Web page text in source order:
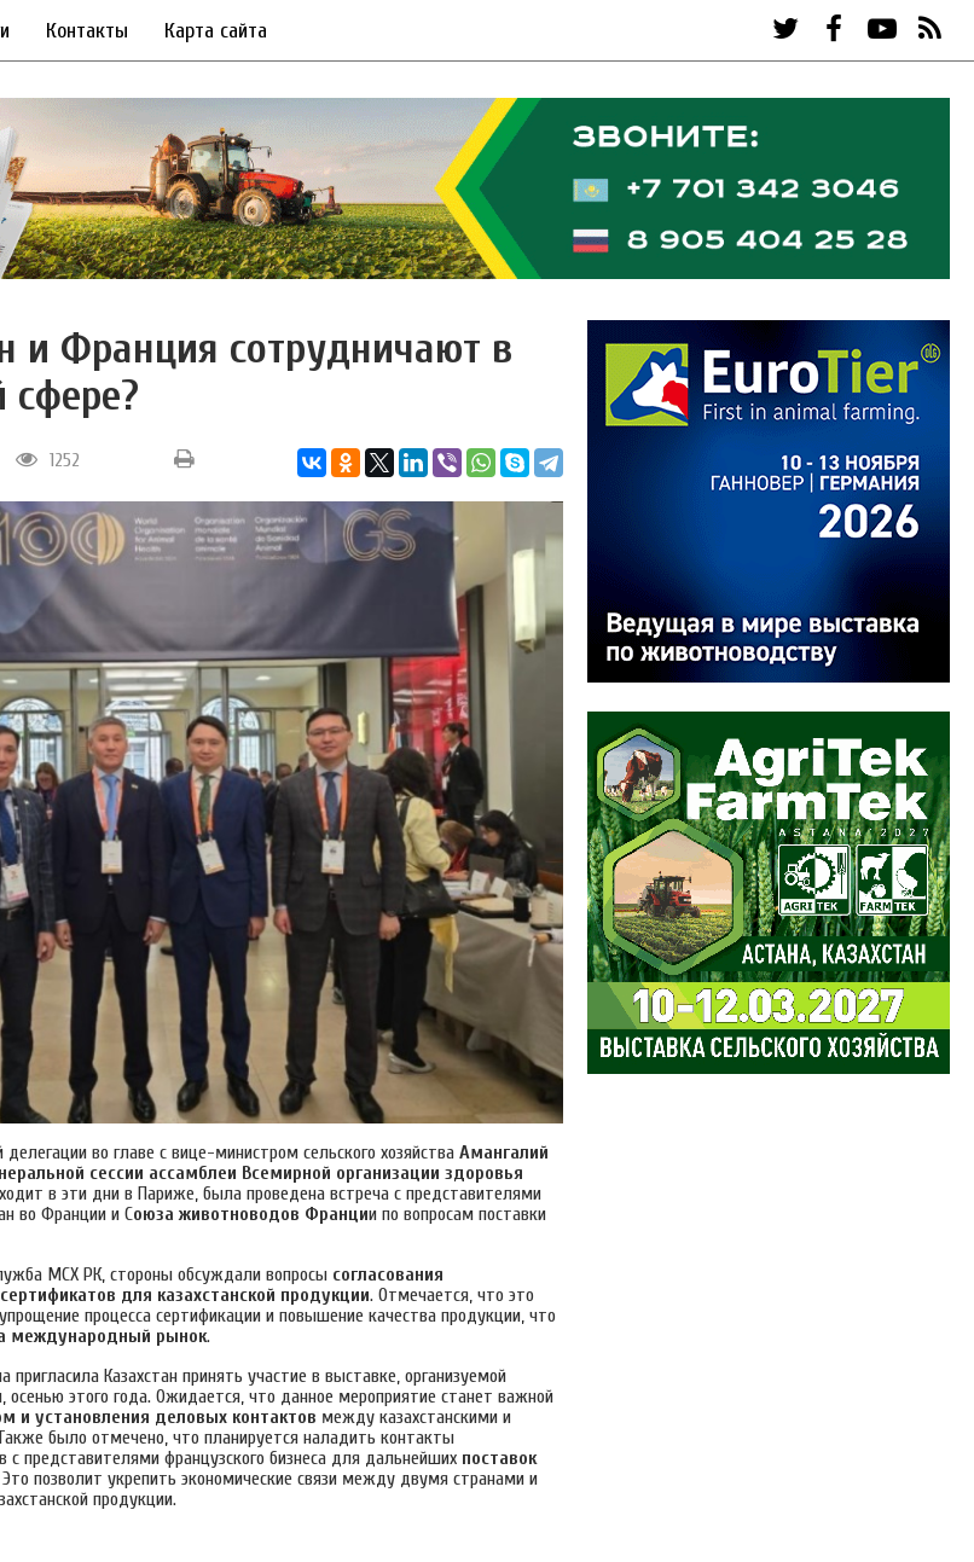
Контакты Карта сайта
и Франция сотрудничают в
сфере?
1252
делегации во главе с вице-министром сельского хозяйства Амангалий
сессии ассамблеи Всемирной организации здоровья
в эти дни в Париже, была проведена встреча с представителями
во Франции и Союза животноводов Франции по вопросам поставки
МСХ РК, стороны обсуждали вопросы согласования
для казахстанской продукции. Отмечается, что это
процесса сертификации и повышение качества продукции, что
международный рынок.
пригласила Казахстан принять участие в выставке, организуемой
этого года. Ожидается, что данное мероприятие станет важной
и установления деловых контактов между казахстанскими и
было отмечено, что планируется наладить контакты
с представителями французского бизнеса для дальнейших поставок
Это позволит укрепить экономические связи между двумя странами и
продукции.